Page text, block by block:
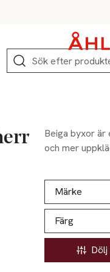
Sök
Beiga byxor
och mer
Hoppa till
Märke
Färg
Lista över